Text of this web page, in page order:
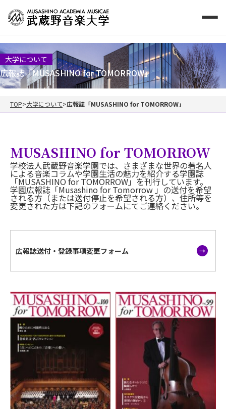
大学について
広報誌「MUSASHINO for TOMORROW」
TOP 大学について 広報誌「MUSASHINO for TOMORROW」
MUSASHINO for TOMORROW
学校法人武蔵野音楽学園では、さまざまな世界の著名人
による音楽コラムや学園生活の魅力を紹介する学園誌
「MUSASHINO for TOMORROW」を刊行しています。
学園広報誌「Musashino for Tomorrow 」の送付を希望
される方（または送付停止を希望される方）、住所等を
変更された方は下記のフォームにてご連絡ください。
広報誌送付・登録事項変更フォーム